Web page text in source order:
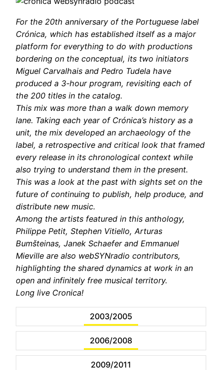
For the 20th anniversary of the Portuguese label
Crónica, which has established itself as a major
platform for everything to do with productions
bordering on the conceptual, its two initiators
Miguel Carvalhais and Pedro Tudela have
produced a 3-hour program, revisiting each of
the 200 titles in the catalog.
This mix was more than a walk down memory
lane. Taking each year of Crónica’s history as a
unit, the mix developed an archaeology of the
label, a retrospective and critical look that framed
every release in its chronological context while
also trying to understand them in the present.
This was a look at the past with sights set on the
future of continuing to publish, help produce, and
distribute new music.
Among the artists featured in this anthology,
Philippe Petit, Stephen Vitiello, Arturas
Bumšteinas, Janek Schaefer and Emmanuel
Mieville are also webSYNradio contributors,
highlighting the shared dynamics at work in an
open and infinitely free musical territory.
Long live Cronica!
2003/2005
2006/2008
2009/2011